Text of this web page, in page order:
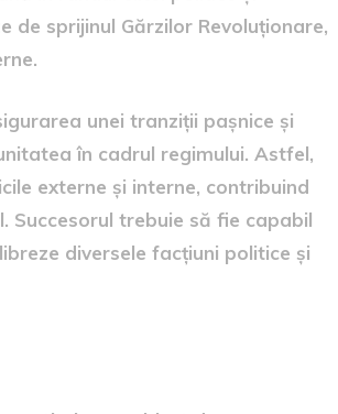
de sprijinul Gărzilor Revoluționare,
unei tranziții pașnice și
în cadrul regimului. Astfel,
externe și interne, contribuind
trebuie să fie capabil
diversele facțiuni politice și